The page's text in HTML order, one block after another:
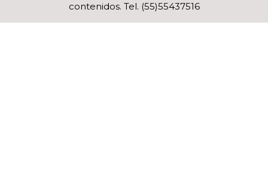
contenidos. Tel. (55)55437516